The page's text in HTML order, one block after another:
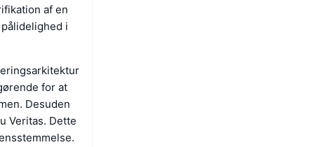
af en
i
for at
Desuden
Veritas. Dette